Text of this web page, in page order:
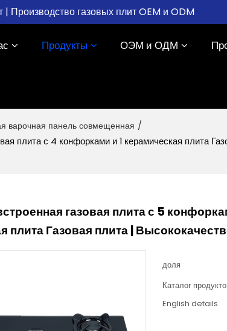
Производство газовых плит OEM и ODM
Продукты ОЭМ и ОДМ
варочная панель совмещенная /
плита с 4 конфорками и 1 керамическая плита
газовая плита с 5
плита Газовая плита |
доля
Каталог
English details